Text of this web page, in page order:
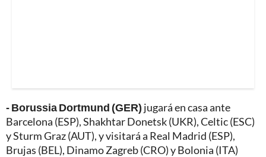
- Borussia Dortmund (GER) jugará en casa ante
Barcelona (ESP), Shakhtar Donetsk (UKR), Celtic (ESC)
y Sturm Graz (AUT), y visitará a Real Madrid (ESP),
Brujas (BEL), Dinamo Zagreb (CRO) y Bolonia (ITA)